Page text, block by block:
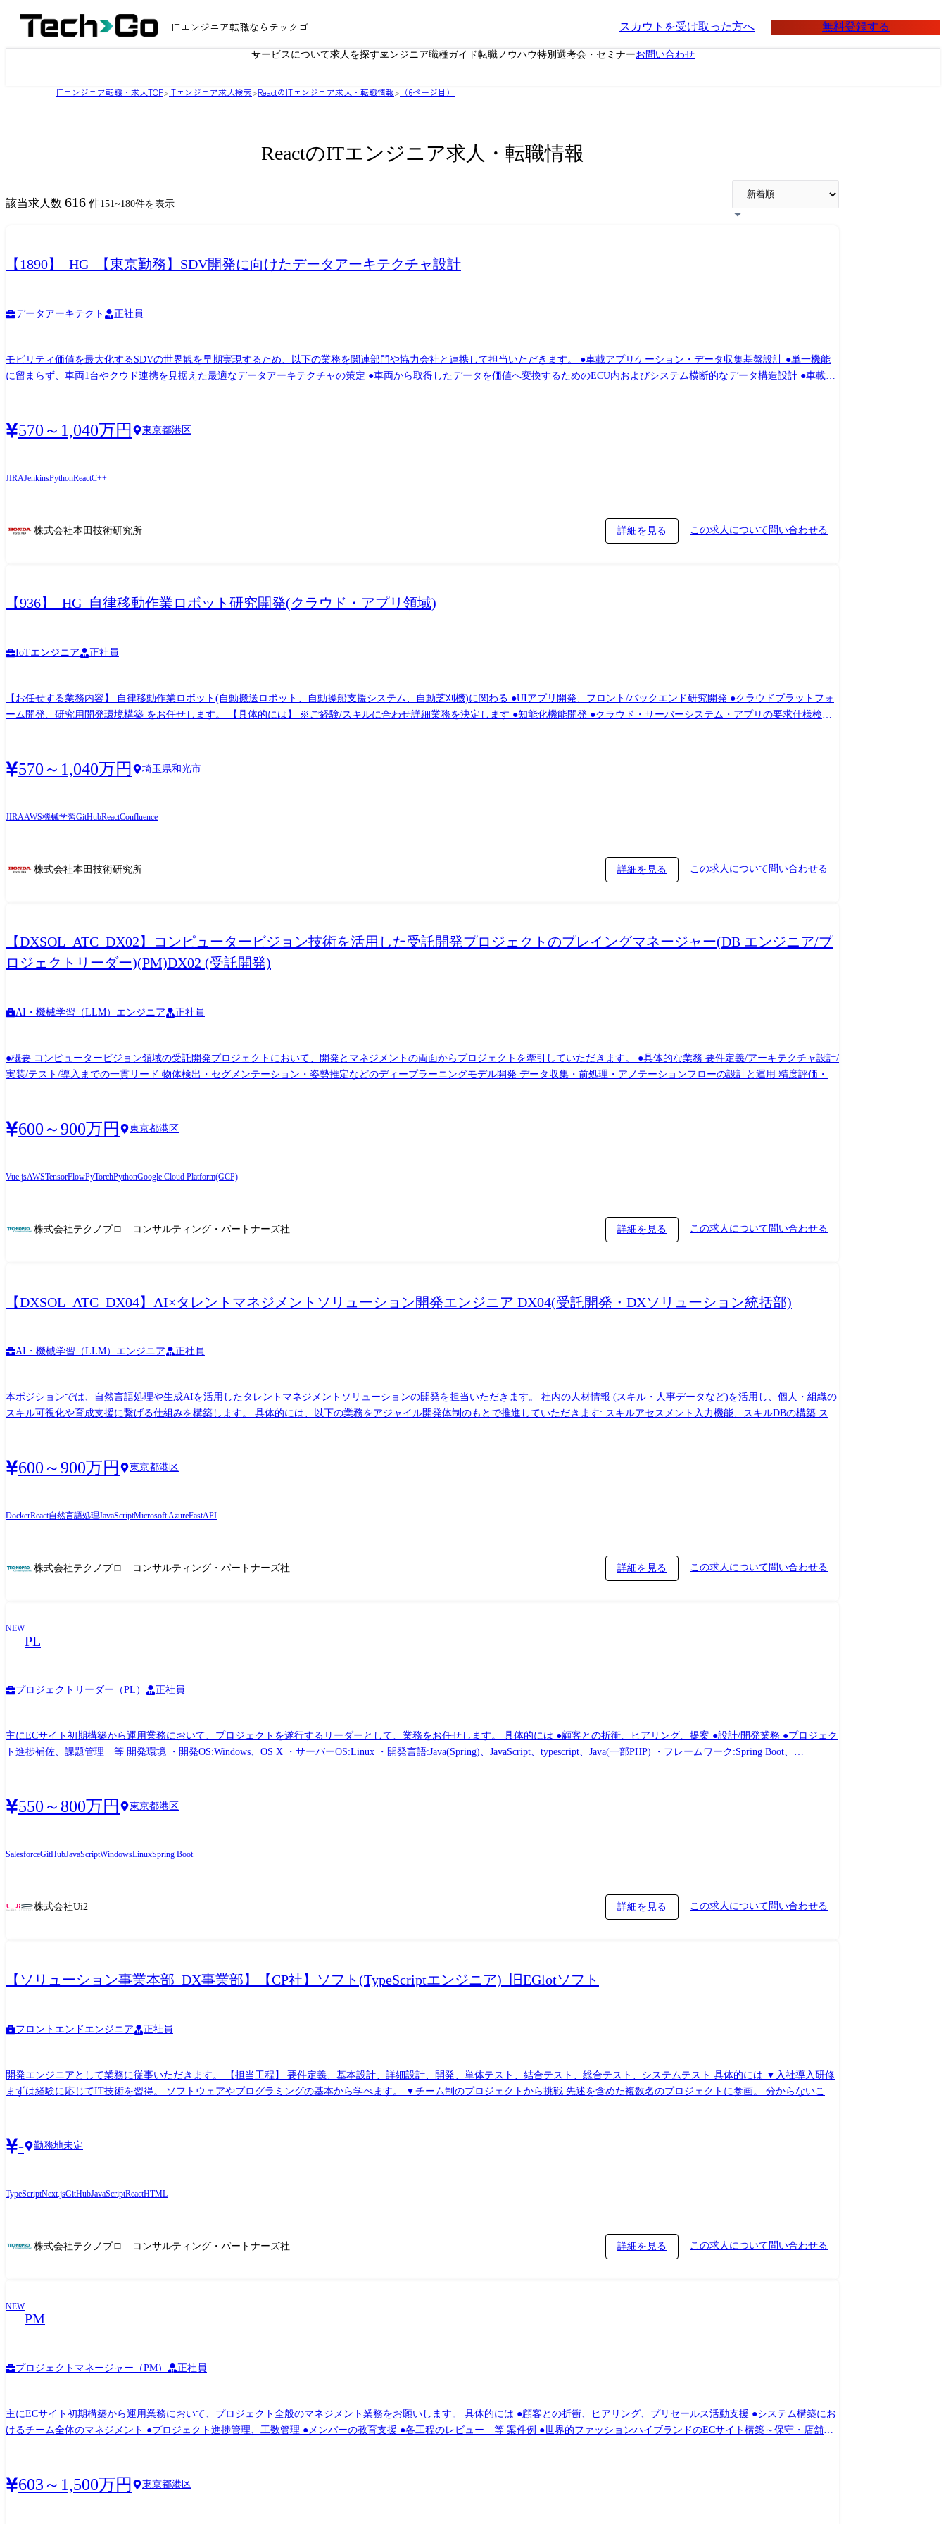
ITエンジニア転職ならテックゴー スカウトを受け取った方へ 無料登録する
サービスについて求人を探すエンジニア職種ガイド転職ノウハウ特別選考会・セミナーお問い合わせ
ITエンジニア転職・求人TOP>ITエンジニア求人検索>ReactのITエンジニア求人・転職情報> （6ページ目）
ReactのITエンジニア求人・転職情報
該当求人数 616 件151~180件を表示
【1890】_HG_【東京勤務】SDV開発に向けたデータアーキテクチャ設計
データアーキテクト 正社員
モビリティ価値を最大化するSDVの世界観を早期実現するため、以下の業務を関連部門や協力会社と連携して担当いただきます。 ●車載アプリケーション・データ収集基盤設計 ●単一機能
に留まらず、車両1台やクウド連携を見据えた最適なデータアーキテクチャの策定 ●車両から取得したデータを価値へ変換するためのECU内およびシステム横断的なデータ構造設計 ●車載
570～1,040万円 東京都港区
JIRAJenkinsPythonReactC++
株式会社本田技術研究所 詳細を見る この求人について問い合わせる
【936】_HG_自律移動作業ロボット研究開発(クラウド・アプリ領域)
IoTエンジニア 正社員
【お任せする業務内容】 自律移動作業ロボット(自動搬送ロボット、自動操船支援システム、自動芝刈機)に関わる ●UIアプリ開発、フロント/バックエンド研究開発 ●クラウドプラットフォ
ーム開発、研究用開発環境構築 をお任せします。 【具体的には】 ※ご経験/スキルに合わせ詳細業務を決定します ●知能化機能開発 ●クラウド・サーバーシステム・アプリの要求仕様検
監視サービス 等 IoTサービスシステムのソフトウェア開発やハード製品・アプリとの組み合わせテスト等を開発チームのメンバーとして担当いただきます。 仕様検討時はお客様の要望要求
獲得のため、現地調査や海外拠点含む事業部門との整合業務、実装段階時は外部ベンダー様とのやりとり、テスト・実証実験では実機チームと連携しながら専用テストサイトやお客様現場
転換を命じる場合があります。 【開発ツール】 ※担当業務によって異なります。 ・C、C++、Python、React、AWS(EC2/S3/Kinesis/IoT Core/Lambda/Fargateなど)、Docker、Figma ・
570～1,040万円 埼玉県和光市
JIRAAWS機械学習GitHubReactConfluence
株式会社本田技術研究所 詳細を見る この求人について問い合わせる
【DXSOL_ATC_DX02】コンピュータービジョン技術を活用した受託開発プロジェクトのプレイングマネージャー(DB エンジニア/プ
ロジェクトリーダー)(PM)DX02 (受託開発)
AI・機械学習（LLM）エンジニア 正社員
●概要 コンピュータービジョン領域の受託開発プロジェクトにおいて、開発とマネジメントの両面からプロジェクトを牽引していただきます。 ●具体的な業務 要件定義/アーキテクチャ設計/
実装/テスト/導入までの一貫リード 物体検出・セグメンテーション・姿勢推定などのディープラーニングモデル開発 データ収集・前処理・アノテーションフローの設計と運用 精度評価・推
検自動化ソリューション ※AI活用に特化したアライアンスパートナーとの協業も多数 変更の範囲:会社の定める業務
600～900万円 東京都港区
Vue.jsAWSTensorFlowPyTorchPythonGoogle Cloud Platform(GCP)
株式会社テクノプロ コンサルティング・パートナーズ社 詳細を見る この求人について問い合わせる
【DXSOL_ATC_DX04】AI×タレントマネジメントソリューション開発エンジニア DX04(受託開発・DXソリューション統括部)
AI・機械学習（LLM）エンジニア 正社員
本ポジションでは、自然言語処理や生成AIを活用したタレントマネジメントソリューションの開発を担当いただきます。 社内の人材情報 (スキル・人事データなど)を活用し、個人・組織の
スキル可視化や育成支援に繋げる仕組みを構築します。 具体的には、以下の業務をアジャイル開発体制のもとで推進していただきます: スキルアセスメント入力機能、スキルDBの構築 スキ
社外展開も視野に入れたソリューション開発に携わっていただきます。
600～900万円 東京都港区
DockerReact自然言語処理JavaScriptMicrosoft AzureFastAPI
株式会社テクノプロ コンサルティング・パートナーズ社 詳細を見る この求人について問い合わせる
NEW
PL
プロジェクトリーダー（PL） 正社員
主にECサイト初期構築から運用業務において、プロジェクトを遂行するリーダーとして、業務をお任せします。 具体的には ●顧客との折衝、ヒアリング、提案 ●設計/開発業務 ●プロジェク
ト進捗補佐、課題管理 等 開発環境 ・開発OS:Windows、OS X ・サーバーOS:Linux ・開発言語:Java(Spring)、JavaScript、typescript、Java(一部PHP) ・フレームワーク:Spring Boot、
ります。顧客と並走し、ブランドや特性を理解した課題設定、課題解決力とカスタマイズ性の高さに評価されています。 顧客例:世界的ファッションブランド、有名スポーツブランド、美容
ブランド、家具ブランドなど
550～800万円 東京都港区
SalesforceGitHubJavaScriptWindowsLinuxSpring Boot
株式会社Ui2 詳細を見る この求人について問い合わせる
【ソリューション事業本部_DX事業部】【CP社】ソフト(TypeScriptエンジニア)_旧EGlotソフト
フロントエンドエンジニア 正社員
開発エンジニアとして業務に従事いただきます。 【担当工程】 要件定義、基本設計、詳細設計、開発、単体テスト、結合テスト、総合テスト、システムテスト 具体的には ▼入社導入研修
まずは経験に応じてIT技術を習得。 ソフトウェアやプログラミングの基本から学べます。 ▼チーム制のプロジェクトから挑戦 先述を含めた複数名のプロジェクトに参画。 分からないこと
- 勤務地未定
TypeScriptNext.jsGitHubJavaScriptReactHTML
株式会社テクノプロ コンサルティング・パートナーズ社 詳細を見る この求人について問い合わせる
NEW
PM
プロジェクトマネージャー（PM） 正社員
主にECサイト初期構築から運用業務において、プロジェクト全般のマネジメント業務をお願いします。 具体的には ●顧客との折衝、ヒアリング、プリセールス活動支援 ●システム構築にお
けるチーム全体のマネジメント ●プロジェクト進捗管理、工数管理 ●メンバーの教育支援 ●各工程のレビュー 等 案件例 ●世界的ファッションハイブランドのECサイト構築～保守・店舗間
Oracle ・インフラ:AWS ・開発環境:Git、Githubなど ・その他:Apache、Tomcat 開発体制 ●新規開発プロジェクトの場合 15名アサインされます。 ※開発工程により人数が上下します。 ●保守
運用プロジェクトの場合 2〜5名アサインされます。 顧客 ◎大手ブランド企業の一次請け◎ 大手企業と直取引・一次請けの案件に携わります。顧客と並走し、ブランドや特性を理解した課
603～1,500万円 東京都港区